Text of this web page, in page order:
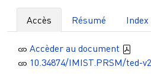
Accès Résumé Index
Accèder au document
10.34874/IMIST.PRSM/ted-